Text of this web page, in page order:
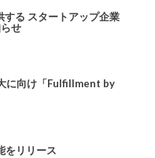
する スタートアップ企業
せ
に向け「Fulfillment by
をリリース